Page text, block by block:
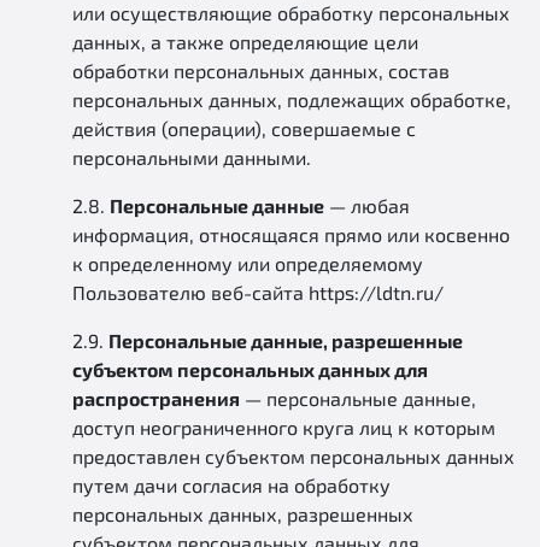
или осуществляющие обработку персональных
данных, а также определяющие цели
обработки персональных данных, состав
персональных данных, подлежащих обработке,
действия (операции), совершаемые с
персональными данными.
2.8. Персональные данные — любая
информация, относящаяся прямо или косвенно
к определенному или определяемому
Пользователю веб-сайта https://ldtn.ru/
2.9. Персональные данные, разрешенные
субъектом персональных данных для
распространения — персональные данные,
доступ неограниченного круга лиц к которым
предоставлен субъектом персональных данных
путем дачи согласия на обработку
персональных данных, разрешенных